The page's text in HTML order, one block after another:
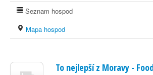
Seznam hospod
Mapa hospod
To nejlepší z Moravy -